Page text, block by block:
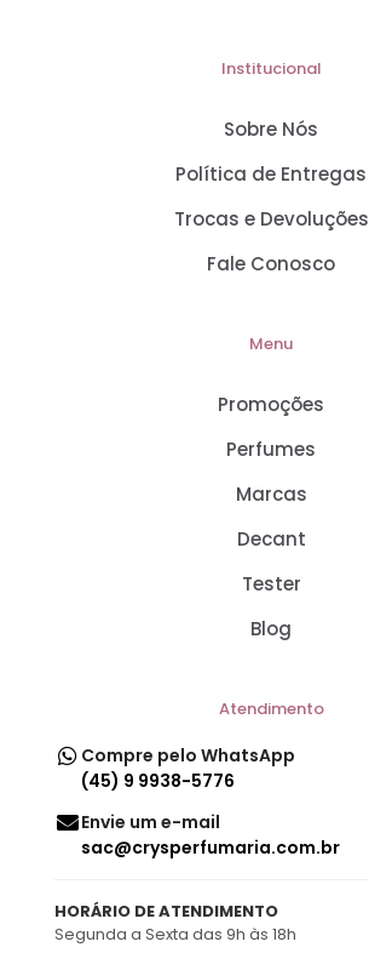
Institucional
Sobre Nós
Política de Entregas
Trocas e Devoluções
Fale Conosco
Menu
Promoções
Perfumes
Marcas
Decant
Tester
Blog
Atendimento
Compre pelo WhatsApp
(45) 9 9938-5776
Envie um e-mail
sac@crysperfumaria.com.br
HORÁRIO DE ATENDIMENTO
Segunda a Sexta das 9h às 18h